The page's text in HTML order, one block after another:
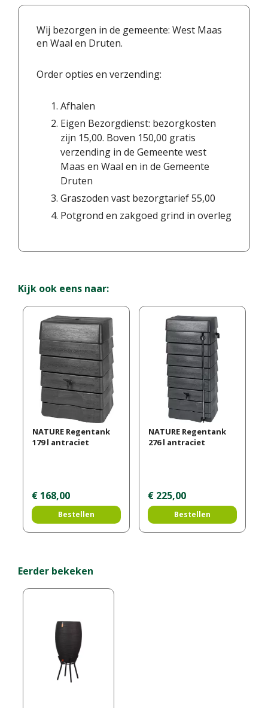
Wij bezorgen in de gemeente: West Maas
en Waal en Druten.
Order opties en verzending:
Afhalen
Eigen Bezorgdienst: bezorgkosten
zijn 15,00. Boven 150,00 gratis
verzending in de Gemeente west
Maas en Waal en in de Gemeente
Druten
Graszoden vast bezorgtarief 55,00
Potgrond en zakgoed grind in overleg
Kijk ook eens naar:
NATURE Regentank
179 l antraciet
€ 168,00
Bestellen
NATURE Regentank
276 l antraciet
€ 225,00
Bestellen
Eerder bekeken